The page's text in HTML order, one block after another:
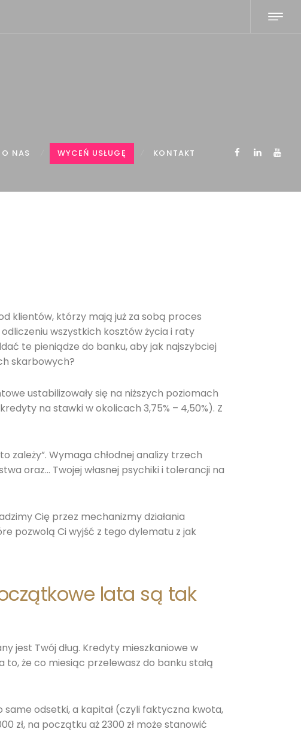
O NAS WYCEŃ USŁUGĘ KONTAKT
klientów, którzy mają już za sobą proces
wszystkich kosztów życia i raty
te pieniądze do banku, aby jak najszybciej
skarbowych?
ustabilizowały się na niższych poziomach
na stawki w okolicach 3,75% – 4,50%). Z
zależy”. Wymaga chłodnej analizy trzech
oraz… Twojej własnej psychiki i tolerancji na
Cię przez mechanizmy działania
pozwolą Ci wyjść z tego dylematu z jak
lata są tak
jest Twój dług. Kredyty mieszkaniowe w
że co miesiąc przelewasz do banku stałą
odsetki, a kapitał (czyli faktyczna kwota,
zł, na początku aż 2300 zł może stanowić